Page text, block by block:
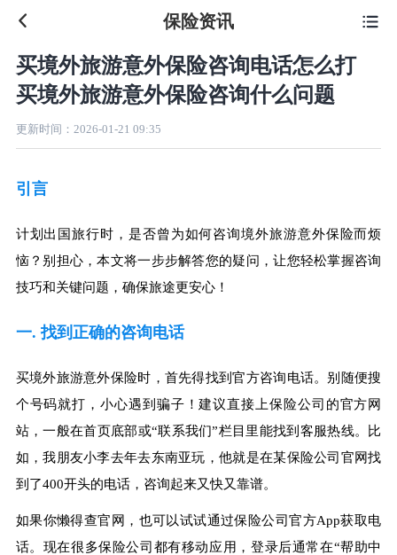
 保险资讯
买境外旅游意外保险咨询电话怎么打
买境外旅游意外保险咨询什么问题
更新时间： 2026-01-21 09:35
引言
计划出国旅行时，是否曾为如何咨询境外旅游意外保险而烦
恼？别担心，本文将一步步解答您的疑问，让您轻松掌握咨询
技巧和关键问题，确保旅途更安心！
一. 找到正确的咨询电话
买境外旅游意外保险时，首先得找到官方咨询电话。别随便搜
个号码就打，小心遇到骗子！建议直接上保险公司的官方网
站，一般在首页底部或“联系我们”栏目里能找到客服热线。比
如，我朋友小李去年去东南亚玩，他就是在某保险公司官网找
到了400开头的电话，咨询起来又快又靠谱。
如果你懒得查官网，也可以试试通过保险公司官方App获取电
话。现在很多保险公司都有移动应用，登录后通常在“帮助中